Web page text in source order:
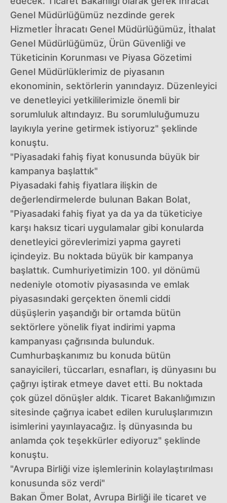
Genel Müdürlüğümüz nezdinde gerek
Hizmetler İhracatı Genel Müdürlüğümüz, İthalat
Genel Müdürlüğümüz, Ürün Güvenliği ve
Tüketicinin Korunması ve Piyasa Gözetimi
Genel Müdürlüklerimiz de piyasanın
ekonominin, sektörlerin yanındayız. Düzenleyici
ve denetleyici yetkililerimizle önemli bir
sorumluluk altındayız. Bu sorumluluğumuzu
layıkıyla yerine getirmek istiyoruz" şeklinde
konuştu.
"Piyasadaki fahiş fiyat konusunda büyük bir
kampanya başlattık"
Piyasadaki fahiş fiyatlara ilişkin de
değerlendirmelerde bulunan Bakan Bolat,
"Piyasadaki fahiş fiyat ya da ya da tüketiciye
karşı haksız ticari uygulamalar gibi konularda
denetleyici görevlerimizi yapma gayreti
içindeyiz. Bu noktada büyük bir kampanya
başlattık. Cumhuriyetimizin 100. yıl dönümü
nedeniyle otomotiv piyasasında ve emlak
piyasasındaki gerçekten önemli ciddi
düşüşlerin yaşandığı bir ortamda bütün
sektörlere yönelik fiyat indirimi yapma
kampanyası çağrısında bulunduk.
Cumhurbaşkanımız bu konuda bütün
sanayicileri, tüccarları, esnafları, iş dünyasını bu
çağrıyı iştirak etmeye davet etti. Bu noktada
çok güzel dönüşler aldık. Ticaret Bakanlığımızın
sitesinde çağrıya icabet edilen kuruluşlarımızın
isimlerini yayınlayacağız. İş dünyasında bu
anlamda çok teşekkürler ediyoruz" şeklinde
konuştu.
"Avrupa Birliği vize işlemlerinin kolaylaştırılması
konusunda söz verdi"
Bakan Ömer Bolat, Avrupa Birliği ile ticaret ve